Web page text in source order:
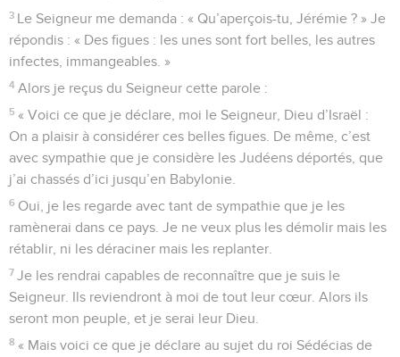
3 Le Seigneur me demanda : « Qu’aperçois-tu, Jérémie ? » Je
répondis : « Des figues : les unes sont fort belles, les autres
infectes, immangeables. »
4 Alors je reçus du Seigneur cette parole :
5 « Voici ce que je déclare, moi le Seigneur, Dieu d’Israël :
On a plaisir à considérer ces belles figues. De même, c’est
avec sympathie que je considère les Judéens déportés, que
j’ai chassés d’ici jusqu’en Babylonie.
6 Oui, je les regarde avec tant de sympathie que je les
ramènerai dans ce pays. Je ne veux plus les démolir mais les
rétablir, ni les déraciner mais les replanter.
7 Je les rendrai capables de reconnaître que je suis le
Seigneur. Ils reviendront à moi de tout leur cœur. Alors ils
seront mon peuple, et je serai leur Dieu.
8 « Mais voici ce que je déclare au sujet du roi Sédécias de